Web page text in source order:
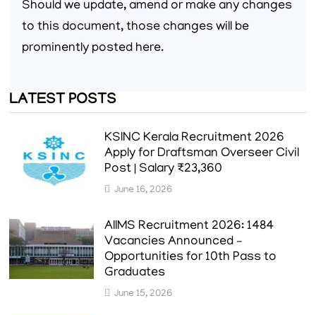
Should we update, amend or make any changes
to this document, those changes will be
prominently posted here.
LATEST POSTS
KSINC Kerala Recruitment 2026
Apply for Draftsman Overseer Civil
Post | Salary ₹23,360
June 16, 2026
AIIMS Recruitment 2026: 1484
Vacancies Announced –
Opportunities for 10th Pass to
Graduates
June 15, 2026